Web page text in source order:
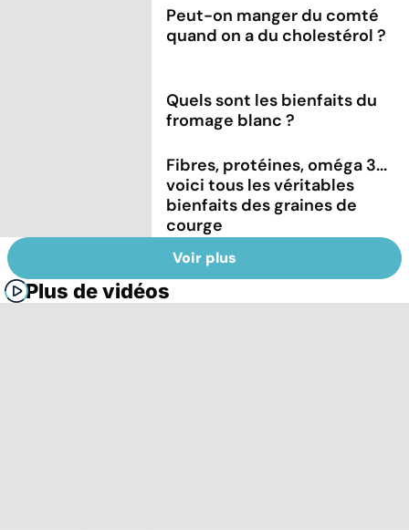
Peut-on manger du comté
quand on a du cholestérol ?
Quels sont les bienfaits du
fromage blanc ?
Fibres, protéines, oméga 3...
voici tous les véritables
bienfaits des graines de
courge
Voir plus
Plus de vidéos